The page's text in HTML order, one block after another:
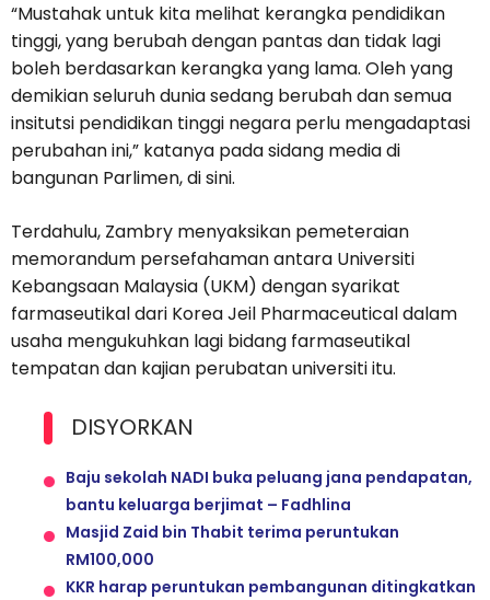
“Mustahak untuk kita melihat kerangka pendidikan
tinggi, yang berubah dengan pantas dan tidak lagi
boleh berdasarkan kerangka yang lama. Oleh yang
demikian seluruh dunia sedang berubah dan semua
insitutsi pendidikan tinggi negara perlu mengadaptasi
perubahan ini,” katanya pada sidang media di
bangunan Parlimen, di sini.
Terdahulu, Zambry menyaksikan pemeteraian
memorandum persefahaman antara Universiti
Kebangsaan Malaysia (UKM) dengan syarikat
farmaseutikal dari Korea Jeil Pharmaceutical dalam
usaha mengukuhkan lagi bidang farmaseutikal
tempatan dan kajian perubatan universiti itu.
DISYORKAN
Baju sekolah NADI buka peluang jana pendapatan,
bantu keluarga berjimat – Fadhlina
Masjid Zaid bin Thabit terima peruntukan
RM100,000
KKR harap peruntukan pembangunan ditingkatkan